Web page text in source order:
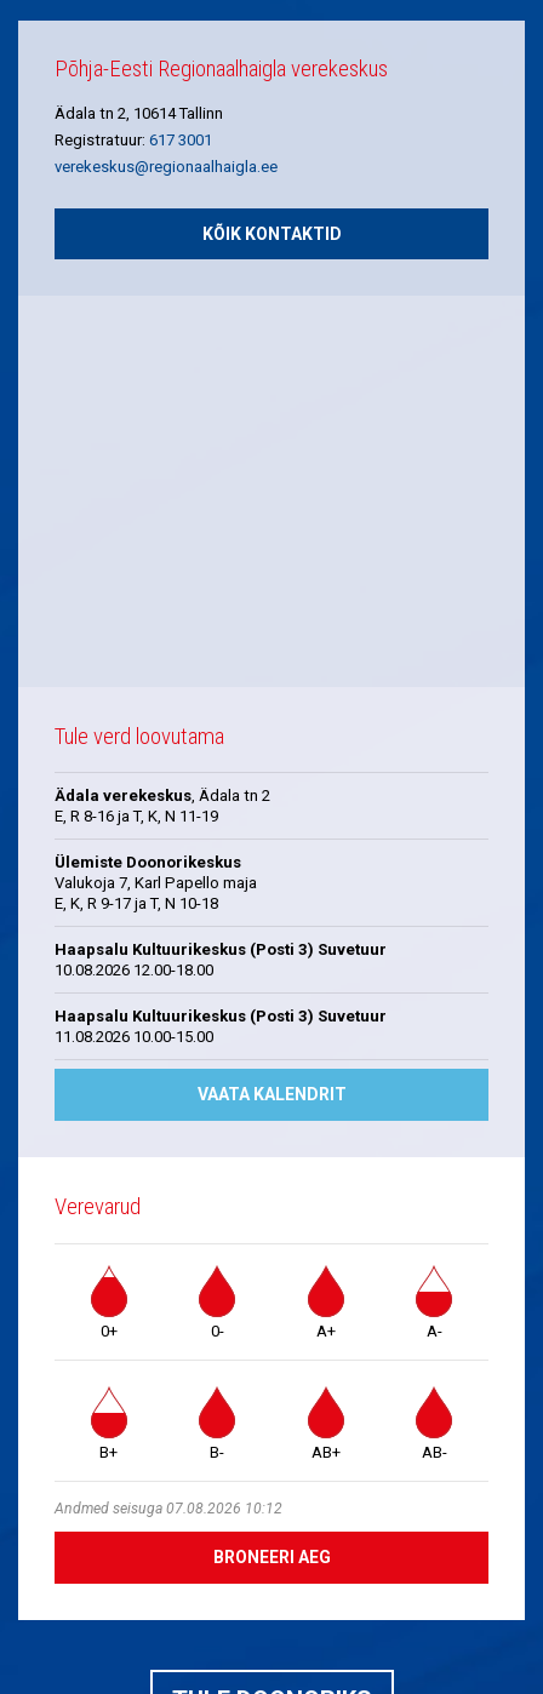
Põhja-Eesti Regionaalhaigla verekeskus
Ädala tn 2, 10614 Tallinn
Registratuur: 617 3001
verekeskus@regionaalhaigla.ee
KÕIK KONTAKTID
Tule verd loovutama
Ädala verekeskus, Ädala tn 2
E, R 8-16 ja T, K, N 11-19
Ülemiste Doonorikeskus
Valukoja 7, Karl Papello maja
E, K, R 9-17 ja T, N 10-18
Haapsalu Kultuurikeskus (Posti 3) Suvetuur
10.08.2026 12.00-18.00
Haapsalu Kultuurikeskus (Posti 3) Suvetuur
11.08.2026 10.00-15.00
VAATA KALENDRIT
Verevarud
0+ 0- A+ A-
B+ B- AB+ AB-
Andmed seisuga 07.08.2026 10:12
BRONEERI AEG